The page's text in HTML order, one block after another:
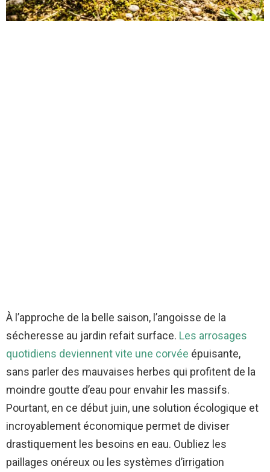
À l’approche de la belle saison, l’angoisse de la
sécheresse au jardin refait surface. Les arrosages
quotidiens deviennent vite une corvée épuisante,
sans parler des mauvaises herbes qui profitent de la
moindre goutte d’eau pour envahir les massifs.
Pourtant, en ce début juin, une solution écologique et
incroyablement économique permet de diviser
drastiquement les besoins en eau. Oubliez les
paillages onéreux ou les systèmes d’irrigation